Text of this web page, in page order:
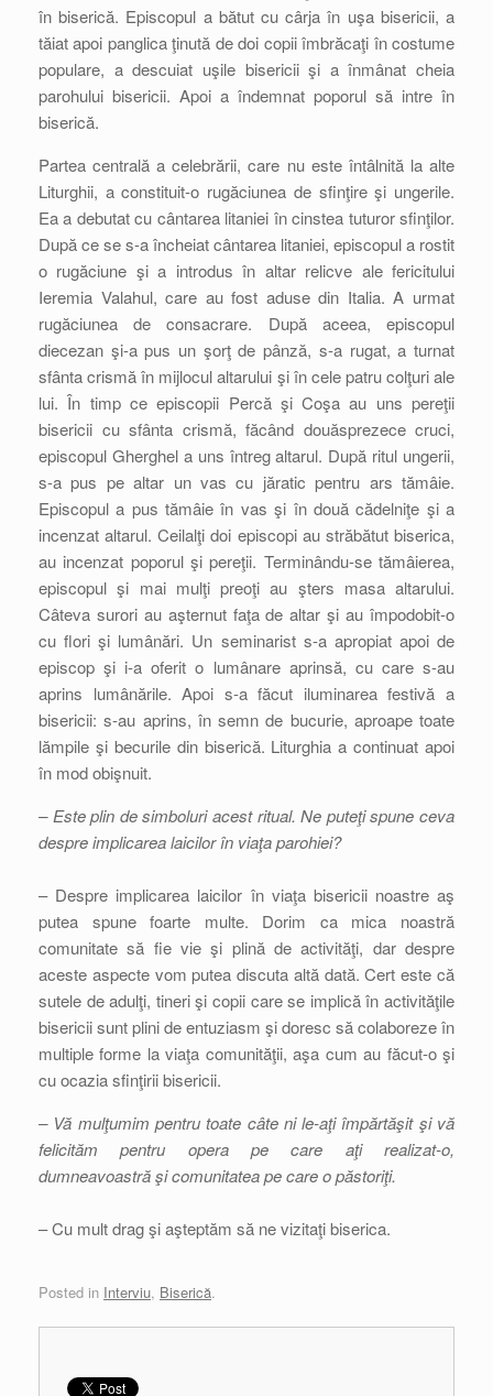
în biserică. Episcopul a bătut cu cârja în uşa bisericii, a
tăiat apoi panglica ţinută de doi copii îmbrăcaţi în costume
populare, a descuiat uşile bisericii şi a înmânat cheia
parohului bisericii. Apoi a îndemnat poporul să intre în
biserică.
Partea centrală a celebrării, care nu este întâlnită la alte
Liturghii, a constituit-o rugăciunea de sfinţire şi ungerile.
Ea a debutat cu cântarea litaniei în cinstea tuturor sfinţilor.
După ce se s-a încheiat cântarea litaniei, episcopul a rostit
o rugăciune şi a introdus în altar relicve ale fericitului
Ieremia Valahul, care au fost aduse din Italia. A urmat
rugăciunea de consacrare. După aceea, episcopul
diecezan şi-a pus un şorţ de pânză, s-a rugat, a turnat
sfânta crismă în mijlocul altarului şi în cele patru colţuri ale
lui. În timp ce episcopii Percă şi Coşa au uns pereţii
bisericii cu sfânta crismă, făcând douăsprezece cruci,
episcopul Gherghel a uns întreg altarul. După ritul ungerii,
s-a pus pe altar un vas cu jăratic pentru ars tămâie.
Episcopul a pus tămâie în vas şi în două cădelniţe şi a
incenzat altarul. Ceilalţi doi episcopi au străbătut biserica,
au incenzat poporul şi pereţii. Terminându-se tămâierea,
episcopul şi mai mulţi preoţi au şters masa altarului.
Câteva surori au aşternut faţa de altar şi au împodobit-o
cu flori şi lumânări. Un seminarist s-a apropiat apoi de
episcop şi i-a oferit o lumânare aprinsă, cu care s-au
aprins lumânările. Apoi s-a făcut iluminarea festivă a
bisericii: s-au aprins, în semn de bucurie, aproape toate
lămpile şi becurile din biserică. Liturghia a continuat apoi
în mod obişnuit.
– Este plin de simboluri acest ritual. Ne puteţi spune ceva
despre implicarea laicilor în viaţa parohiei?
– Despre implicarea laicilor în viaţa bisericii noastre aş
putea spune foarte multe. Dorim ca mica noastră
comunitate să fie vie şi plină de activităţi, dar despre
aceste aspecte vom putea discuta altă dată. Cert este că
sutele de adulţi, tineri şi copii care se implică în activităţile
bisericii sunt plini de entuziasm şi doresc să colaboreze în
multiple forme la viaţa comunităţii, aşa cum au făcut-o şi
cu ocazia sfinţirii bisericii.
– Vă mulţumim pentru toate câte ni le-aţi împărtăşit şi vă
felicităm pentru opera pe care aţi realizat-o,
dumneavoastră şi comunitatea pe care o păstoriţi.
– Cu mult drag şi aşteptăm să ne vizitaţi biserica.
Posted in Interviu, Biserică.